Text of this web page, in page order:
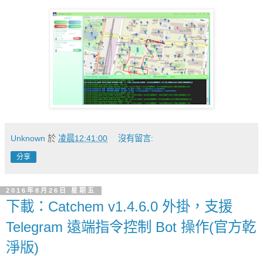
Unknown 於 凌晨12:41:00 沒有留言:
分享
2016年8月26日 星期五
下載：Catchem v1.4.6.0 外掛，支援
Telegram 遠端指令控制 Bot 操作(官方乾
淨版)